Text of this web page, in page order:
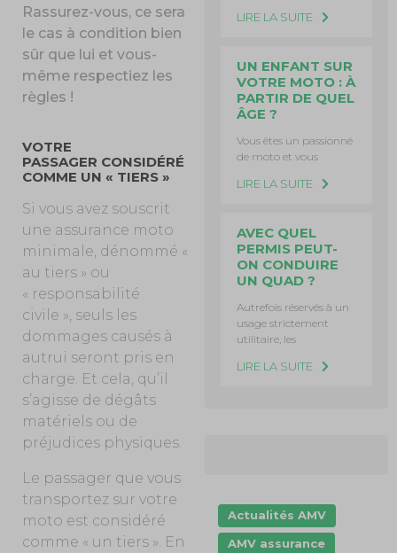
Rassurez-vous, ce sera
le cas à condition bien
sûr que lui et vous-
même respectiez les
règles !
VOTRE
PASSAGER CONSIDÉRÉ
COMME UN « TIERS »
Si vous avez souscrit
une assurance moto
minimale, dénommé «
au tiers » ou
« responsabilité
civile », seuls les
dommages causés à
autrui seront pris en
charge. Et cela, qu’il
s’agisse de dégâts
matériels ou de
préjudices physiques.
Le passager que vous
transportez sur votre
moto est considéré
comme « un tiers ». En
LIRE LA SUITE
UN ENFANT SUR
VOTRE MOTO : À
PARTIR DE QUEL
ÂGE ?
Vous êtes un passionné
de moto et vous
LIRE LA SUITE
AVEC QUEL
PERMIS PEUT-
ON CONDUIRE
UN QUAD ?
Autrefois réservés à un
usage strictement
utilitaire, les
LIRE LA SUITE
Actualités AMV
AMV assurance